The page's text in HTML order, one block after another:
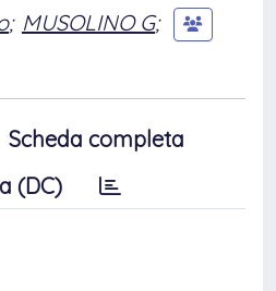
; MUSOLINO G;
Scheda completa
(DC)